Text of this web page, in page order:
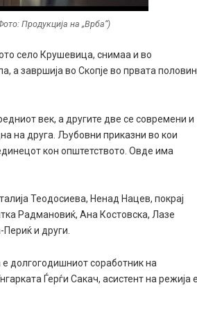
Продукција на „Врба“)
село Крушевица, снимаа и во
а завршија во Скопје во првата
век, а другите две се современи и
на друга. Љубовни приказни во кои
кон општетството. Овде има
Теодосиева, Ненад Нацев, покрај
Радмановиќ, Ана Костовска, Лазе
и други.
долгогодишниот соработник на
Ѓерѓи Сакач, асистент на режија